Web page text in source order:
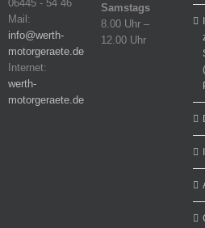
06445 - 54 46
Mail:
info@werth-
motorgeraete.de
Internet:
werth-
motorgeraete.de
Samstags
8.00 Uhr –
12.00 Uhr